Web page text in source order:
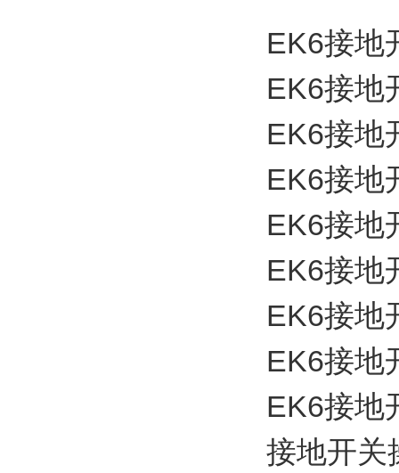
EK6接地
EK6接地
EK6接地
EK6接地
EK6接地
EK6接地
EK6接地
EK6接地
EK6接地
接地开关